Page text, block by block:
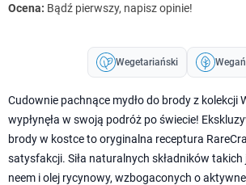
Ocena: Bądź pierwszy, napisz opinie!
Wegetariański
Cudownie pachnące mydło do brody z kolekcji
wypłynęła w swoją podróż po świecie!
brody w kostce to oryginalna receptura
satysfakcji. Siła naturalnych składników takich
neem i olej rycynowy, wzbogaconych o